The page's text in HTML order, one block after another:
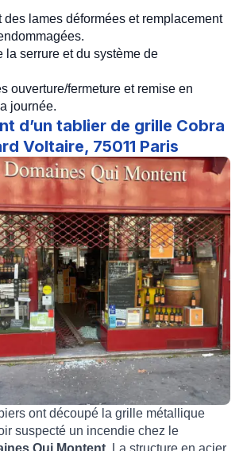
des lames déformées et remplacement
la serrure et du système de
ouverture/fermeture et remise en
journée.
d’un tablier de grille Cobra
Voltaire, 75011 Paris
ont découpé la grille métallique
suspecté un incendie chez le
Qui Montent. La structure en acier